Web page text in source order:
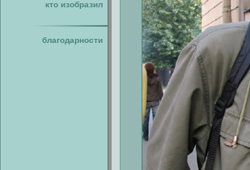
кто изобразил
благодарности